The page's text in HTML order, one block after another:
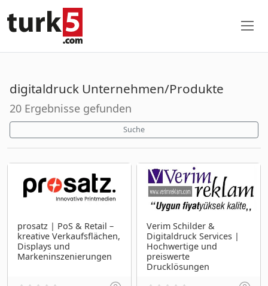
digitaldruck Unternehmen/Produkte
20 Ergebnisse gefunden
Suche
prosatz | PoS & Retail –
kreative Verkaufsflächen,
Displays und
Markeninszenierungen
Verim Schilder &
Digitaldruck Services |
Hochwertige und
preiswerte
Drucklösungen